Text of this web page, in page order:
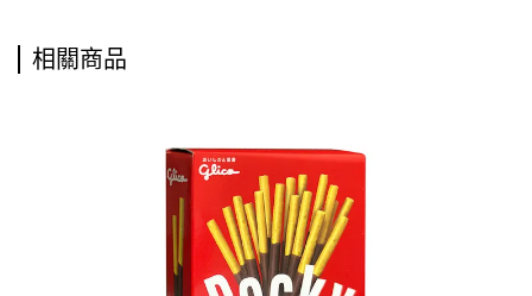
相關商品